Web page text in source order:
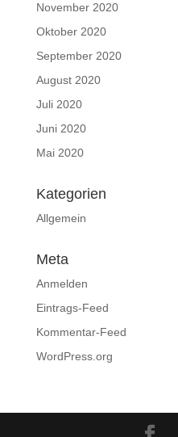
November 2020
Oktober 2020
September 2020
August 2020
Juli 2020
Juni 2020
Mai 2020
Kategorien
Allgemein
Meta
Anmelden
Eintrags-Feed
Kommentar-Feed
WordPress.org